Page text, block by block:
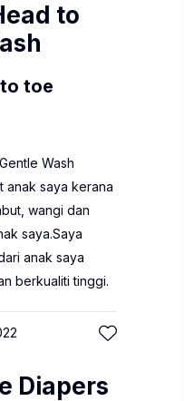
to
toe
Wash
anak saya kerana
wangi dan
saya.Saya
anak saya
berkualiti tinggi.
Diapers